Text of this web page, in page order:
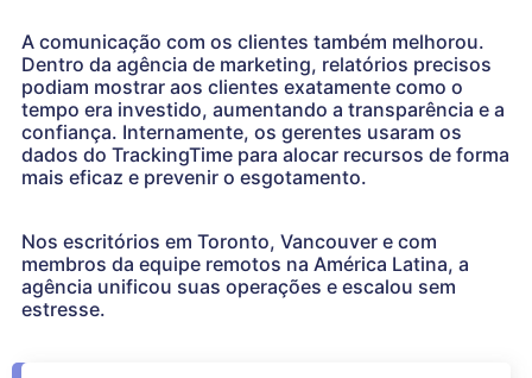
A comunicação com os clientes também melhorou.
Dentro da agência de marketing, relatórios precisos
podiam mostrar aos clientes exatamente como o
tempo era investido, aumentando a transparência e a
confiança. Internamente, os gerentes usaram os
dados do TrackingTime para alocar recursos de forma
mais eficaz e prevenir o esgotamento.
Nos escritórios em Toronto, Vancouver e com
membros da equipe remotos na América Latina, a
agência unificou suas operações e escalou sem
estresse.